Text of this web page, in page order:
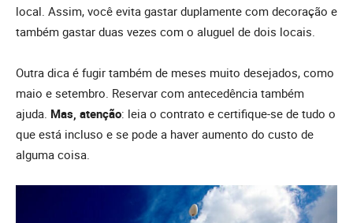
local. Assim, você evita gastar duplamente com decoração e
também gastar duas vezes com o aluguel de dois locais.
Outra dica é fugir também de meses muito desejados, como
maio e setembro. Reservar com antecedência também
ajuda. Mas, atenção: leia o contrato e certifique-se de tudo o
que está incluso e se pode a haver aumento do custo de
alguma coisa.